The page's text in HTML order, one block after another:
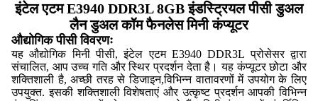
इंटेल एटम E3940 DDR3L 8GB इंडस्ट्रियल पीसी डुअल
लैन डुअल कॉम फैनलेस मिनी कंप्यूटर
औद्योगिक पीसी विवरणः
यह औद्योगिक मिनी पीसी, इंटेल एटम E3940 DDR3L प्रोसेसर द्वारा
संचालित, आप उच्च गति और स्थिर प्रदर्शन देता है। यह कंप्यूटर छोटा और
शक्तिशाली है, अच्छी तरह से डिजाइन,विभिन्न वातावरणों में उपयोग के लिए
उपयुक्त. इसकी शक्तिशाली विशेषताएं और उत्कृष्ट प्रदर्शन आपकी विभिन्न